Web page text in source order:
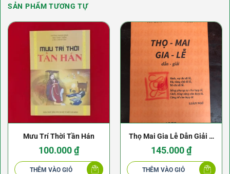
SẢN PHẨM TƯƠNG TỰ
Mưu Trí Thời Tần Hán
100.000₫
THÊM VÀO GIỎ
Thọ Mai Gia Lễ Dẫn Giải –
Túy Lang – Nguyễn Văn
Toàn
145.000₫
THÊM VÀO GIỎ